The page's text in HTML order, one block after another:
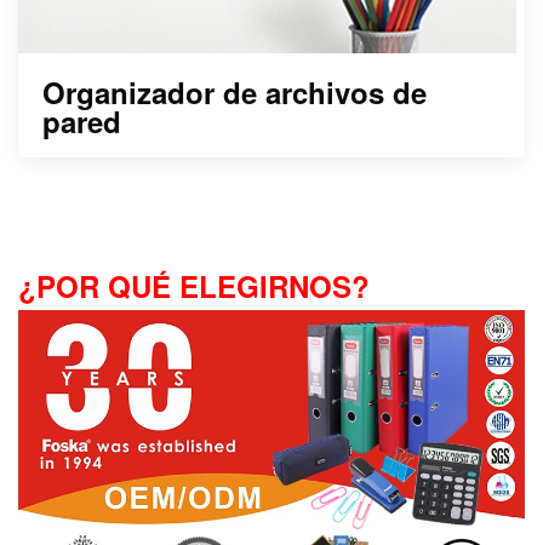
Organizador de archivos de
pared
¿POR QUÉ ELEGIRNOS?